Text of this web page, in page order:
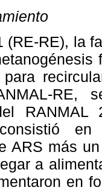
(RE-RE), la
RE,
consistió
ARS más
a
en